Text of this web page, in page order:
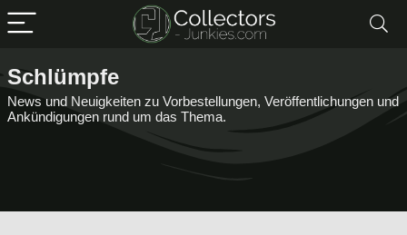
Schlümpfe
News und Neuigkeiten zu Vorbestellungen, Veröffentlichungen und
Ankündigungen rund um das Thema.